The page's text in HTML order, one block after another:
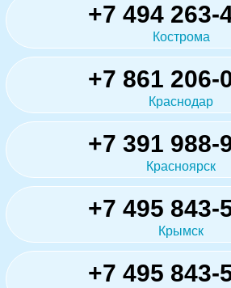
+7 494 263-
Кострома
+7 861 206-
Краснодар
+7 391 988-
Красноярск
+7 495 843-
Крымск
+7 495 843-